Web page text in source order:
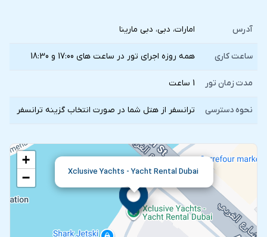
آدرس امارات، دبی، دبی مارینا
ساعت کاری همه روزه اجرای تور در ساعت های 17:00 و 18:30
مدت زمان تور 1 ساعت
نحوه دسترسی ترانسفر از هتل شما در صورت انتخاب گزينه ترانسفر
Xclusive Yachts - Yacht Rental Dubai
+
−